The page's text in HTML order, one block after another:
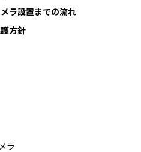
ラ設置までの流れ
方針
ラ